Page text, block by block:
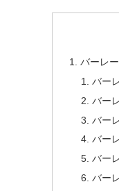
バーレ
バー
バー
バー
バー
バー
バー